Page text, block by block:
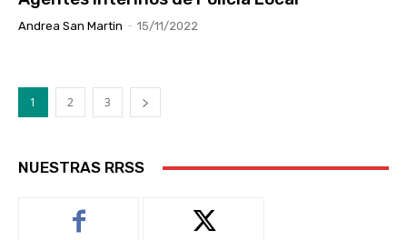
Andrea San Martin - 15/11/2022
1 2 3
NUESTRAS RRSS